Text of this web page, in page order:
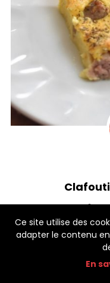
Ce site utilise des
adapter le contenu
En